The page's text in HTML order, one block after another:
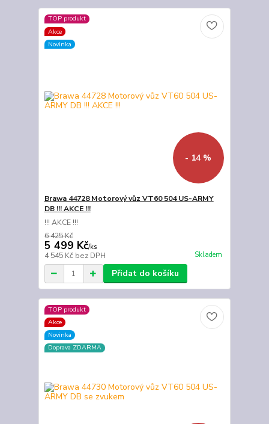
TOP produkt
Akce
Novinka
- 14 %
Brawa 44728 Motorový vůz VT60 504 US-ARMY
DB !!! AKCE !!!
!!! AKCE !!!
6 425 Kč
5 499 Kč/ks
4 545 Kč bez DPH Skladem
Přidat do košíku
TOP produkt
Akce
Novinka
Doprava ZDARMA